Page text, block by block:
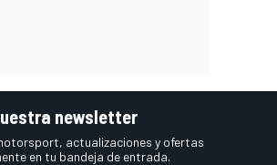
newsletter
actualizaciones y ofertas
en tu bandeja de entrada.